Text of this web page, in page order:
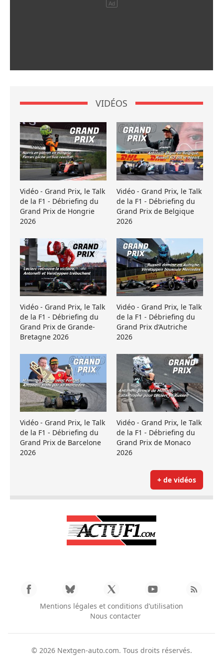
VIDÉOS
Vidéo - Grand Prix, le Talk
de la F1 - Débriefing du
Grand Prix de Hongrie
2026
Vidéo - Grand Prix, le Talk
de la F1 - Débriefing du
Grand Prix de Belgique
2026
Vidéo - Grand Prix, le Talk
de la F1 - Débriefing du
Grand Prix de Grande-
Bretagne 2026
Vidéo - Grand Prix, le Talk
de la F1 - Débriefing du
Grand Prix d’Autriche
2026
Vidéo - Grand Prix, le Talk
de la F1 - Débriefing du
Grand Prix de Barcelone
2026
Vidéo - Grand Prix, le Talk
de la F1 - Débriefing du
Grand Prix de Monaco
2026
+ de vidéos
Mentions légales et conditions d’utilisation
Nous contacter
© 2026 Nextgen-auto.com. Tous droits réservés.